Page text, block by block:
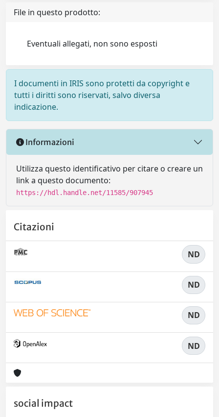
File in questo prodotto:
Eventuali allegati, non sono esposti
I documenti in IRIS sono protetti da copyright e
tutti i diritti sono riservati, salvo diversa
indicazione.
Informazioni
Utilizza questo identificativo per citare o creare un
link a questo documento:
https://hdl.handle.net/11585/907945
Citazioni
ND
ND
ND
ND
social impact